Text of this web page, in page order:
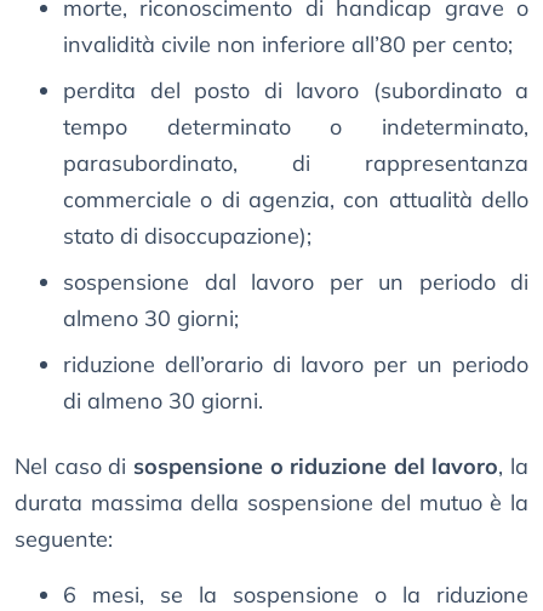
morte, riconoscimento di handicap grave o
invalidità civile non inferiore all’80 per cento;
perdita del posto di lavoro (subordinato a
tempo determinato o indeterminato,
parasubordinato, di rappresentanza
commerciale o di agenzia, con attualità dello
stato di disoccupazione);
sospensione dal lavoro per un periodo di
almeno 30 giorni;
riduzione dell’orario di lavoro per un periodo
di almeno 30 giorni.
Nel caso di sospensione o riduzione del lavoro, la
durata massima della sospensione del mutuo è la
seguente:
6 mesi, se la sospensione o la riduzione